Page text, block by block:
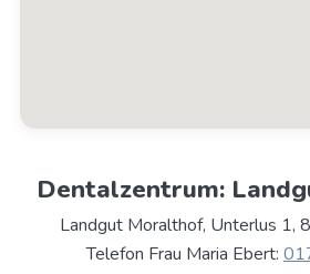
Dentalzentrum:
Landgut Moralthof, Unterlus 1,
Telefon Frau Maria Ebert: